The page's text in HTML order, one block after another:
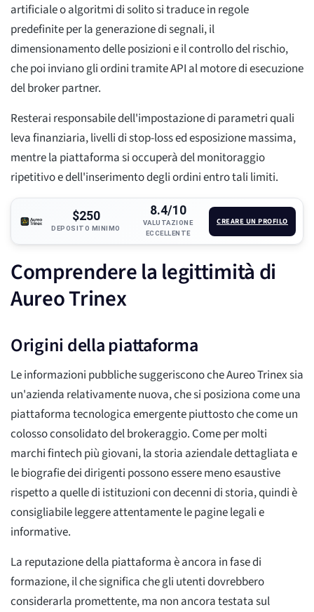
artificiale o algoritmi di solito si traduce in regole
predefinite per la generazione di segnali, il
dimensionamento delle posizioni e il controllo del rischio,
che poi inviano gli ordini tramite API al motore di esecuzione
del broker partner.
Resterai responsabile dell'impostazione di parametri quali
leva finanziaria, livelli di stop-loss ed esposizione massima,
mentre la piattaforma si occuperà del monitoraggio
ripetitivo e dell'inserimento degli ordini entro tali limiti.
$250
DEPOSITO MINIMO
8.4/10
VALUTAZIONE
ECCELLENTE
CREARE UN PROFILO
Comprendere la legittimità di
Aureo Trinex
Origini della piattaforma
Le informazioni pubbliche suggeriscono che Aureo Trinex sia
un'azienda relativamente nuova, che si posiziona come una
piattaforma tecnologica emergente piuttosto che come un
colosso consolidato del brokeraggio. Come per molti
marchi fintech più giovani, la storia aziendale dettagliata e
le biografie dei dirigenti possono essere meno esaustive
rispetto a quelle di istituzioni con decenni di storia, quindi è
consigliabile leggere attentamente le pagine legali e
informative.
La reputazione della piattaforma è ancora in fase di
formazione, il che significa che gli utenti dovrebbero
considerarla promettente, ma non ancora testata sul